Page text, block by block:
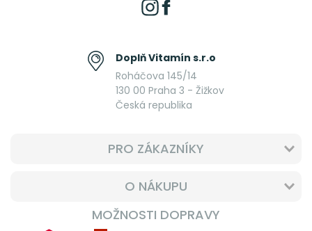
Doplň Vitamín s.r.o
Roháčova 145/14
130 00 Praha 3 - Žižkov
Česká republika
PRO ZÁKAZNÍKY
O NÁKUPU
MOŽNOSTI DOPRAVY